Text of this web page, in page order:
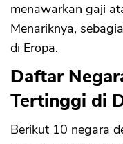
menawarkan gaji
Menariknya,
di Eropa.
Daftar
Tertinggi di
Berikut 10 negara